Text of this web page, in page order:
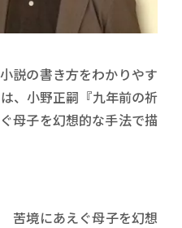
説の書き方をわかりやす
、小野正嗣『九年前の祈
母子を幻想的な手法で描
苦境にあえぐ母子を幻想